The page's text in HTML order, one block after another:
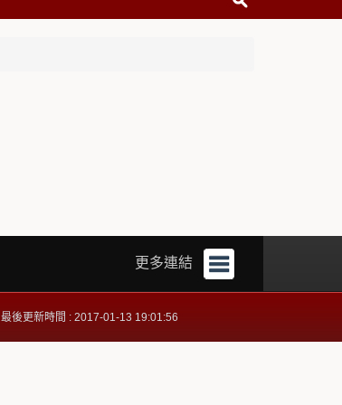
更多連結
最後更新時間 : 2017-01-13 19:01:56